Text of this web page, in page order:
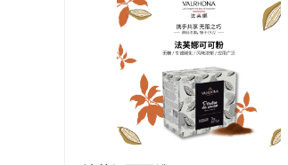
法芙娜阿比纳黑巧克力豆（85%）
规格: 3袋×3千克 / 箱